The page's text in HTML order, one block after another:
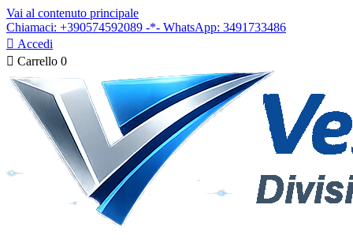
Vai al contenuto principale
Chiamaci: +390574592089 -*- WhatsApp: 3491733486
 Accedi
 Carrello 0